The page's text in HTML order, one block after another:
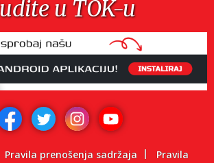
u TOK-u
Pravila prenošenja sadržaja
Pravila